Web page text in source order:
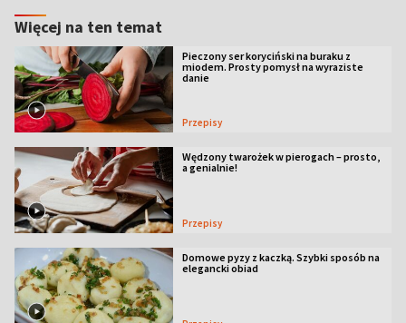
Więcej na ten temat
Pieczony ser koryciński na buraku z
miodem. Prosty pomysł na wyraziste
danie
Przepisy
Wędzony twarożek w pierogach – prosto,
a genialnie!
Przepisy
Domowe pyzy z kaczką. Szybki sposób na
elegancki obiad